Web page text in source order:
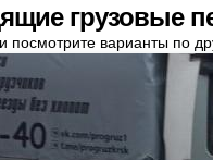
грузовые
посмотрите варианты по